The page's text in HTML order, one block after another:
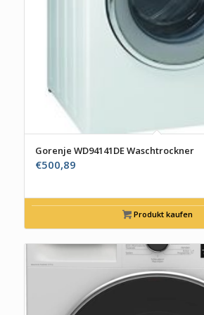
Gorenje WD94141DE Waschtrockner
€500,89
Produkt kaufen